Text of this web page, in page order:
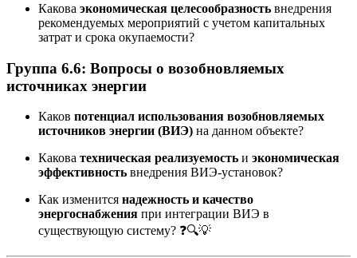
Какова экономическая целесообразность внедрения
рекомендуемых мероприятий с учетом капитальных
затрат и срока окупаемости?
Группа 6.6: Вопросы о возобновляемых
источниках энергии
Каков потенциал использования возобновляемых
источников энергии (ВИЭ) на данном объекте?
Какова техническая реализуемость и экономическая
эффективность внедрения ВИЭ-установок?
Как изменится надежность и качество
энергоснабжения при интеграции ВИЭ в
существующую систему? ❓🔍💡